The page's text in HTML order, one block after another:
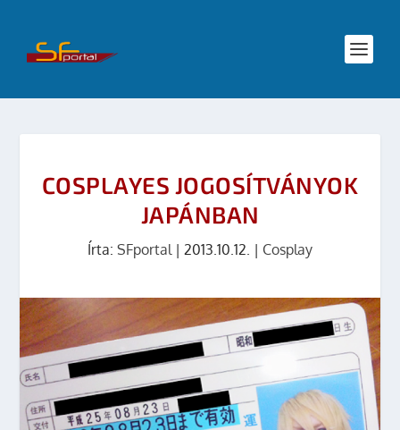
COSPLAYES JOGOSÍTVÁNYOK
JAPÁNBAN
Írta: SFportal| 2013.10.12. | Cosplay